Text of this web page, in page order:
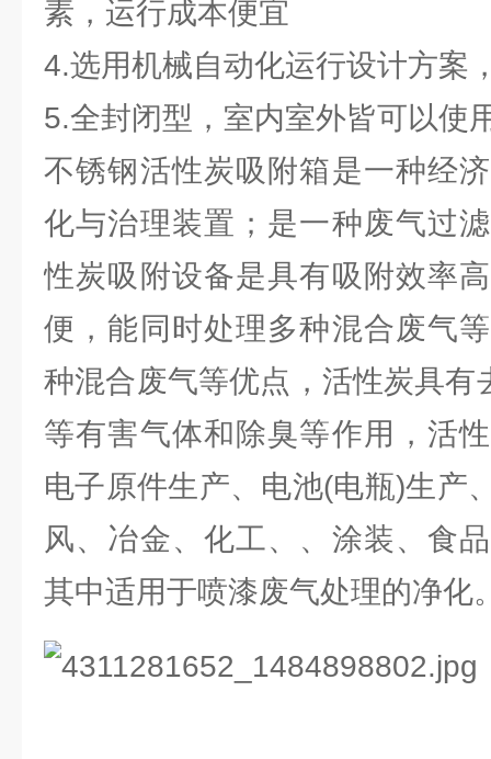
素，运行成本便宜
4.选用机械自动化运行设计方案
5.全封闭型，室内室外皆可以使
不锈钢活性炭吸附箱是一种经
化与治理装置；是一种废气过
性炭吸附设备是具有吸附效率
便，能同时处理多种混合废气
种混合废气等优点，活性炭具有
等有害气体和除臭等作用，活
电子原件生产、电池(电瓶)生产
风、冶金、化工、、涂装、食
其中适用于喷漆废气处理的净化